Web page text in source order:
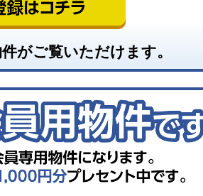
がご覧いただけます。